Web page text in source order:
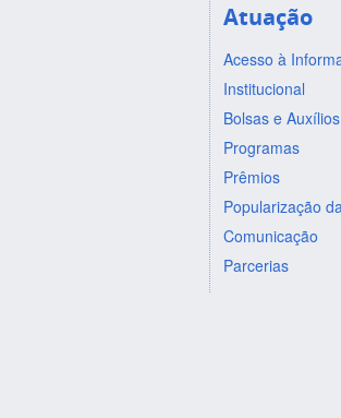
Atuação
Acesso à
Institucional
Bolsas e Auxílios
Programas
Prêmios
Popularização
Comunicação
Parcerias